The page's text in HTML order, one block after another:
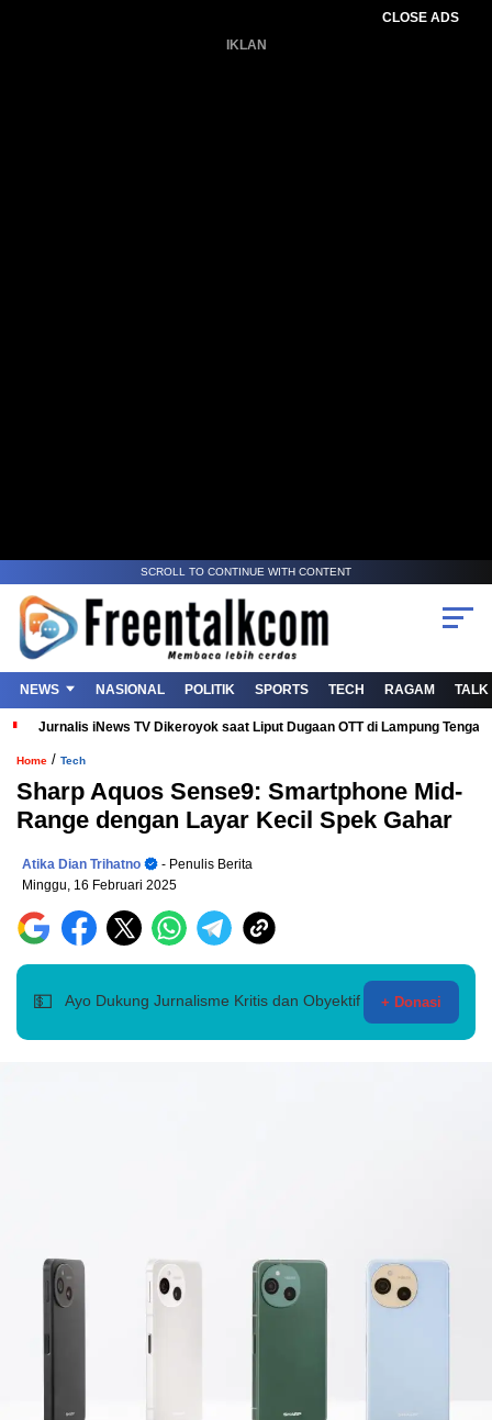
CLOSE ADS
IKLAN
SCROLL TO CONTINUE WITH CONTENT
NEWS NASIONAL POLITIK SPORTS TECH RAGAM TALK
Jurnalis iNews TV Dikeroyok saat Liput Dugaan OTT di Lampung
Home / Tech
Sharp Aquos Sense9: Smartphone Mid-
Range dengan Layar Kecil Spek Gahar
Atika Dian Trihatno
- Penulis Berita
Minggu, 16 Februari 2025
💵 Ayo Dukung Jurnalisme Kritis dan Obyektif + Donasi